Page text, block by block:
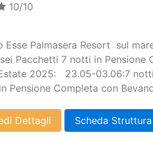
10/10
Palmasera Resort sul
Pacchetti 7 notti in Pensione
2025: 23.05-03.06:7
Pensione Completa con
Dettagli Scheda Struttura